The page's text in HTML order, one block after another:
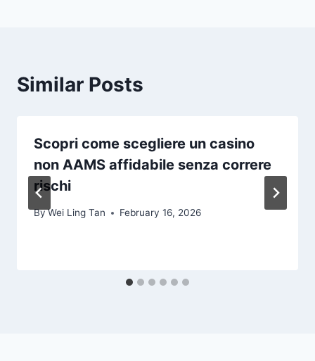
Similar Posts
Scopri come scegliere un casino
non AAMS affidabile senza correre
rischi
ByWei Ling Tan February 16, 2026